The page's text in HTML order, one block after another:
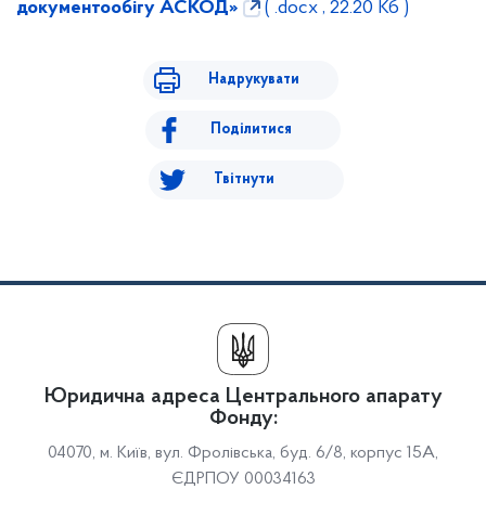
документообігу АСКОД»
( .docx , 22.20 Кб )
Надрукувати
Поділитися
Твітнути
Юридична адреса Центрального апарату
Фонду:
04070, м. Київ, вул. Фролівська, буд. 6/8, корпус 15А,
ЄДРПОУ 00034163